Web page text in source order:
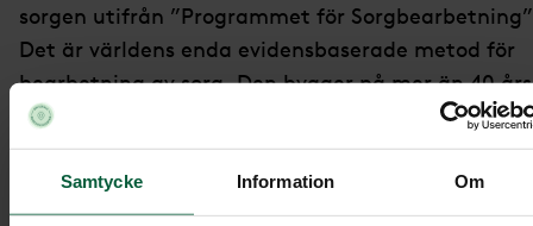
Samtycke Information Om
sorgen utifrån ”Programmet för
Det är världens enda evidensbaserade metod för
bearbetning av sorg. Den bygger på mer än 40 års
beprövade erfarenheter kring vad som hjälper
människor i sorg, kris och förändringsprocesser.